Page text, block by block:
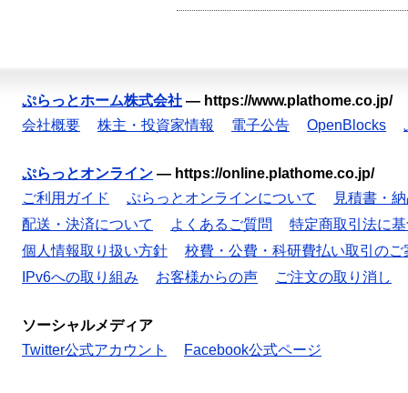
ぷらっとホーム株式会社 — https://www.plathome.co.jp/
会社概要
株主・投資家情報 電子公告 OpenBlocks
ぷらっとオンライン — https://online.plathome.co.jp/
ご利用ガイド
ぷらっとオンラインについて
見積書・
配送・決済について
よくあるご質問
特定商取引法に
個人情報取り扱い方針
校費・公費・科研費払い取引のご
IPv6への取り組み
お客様からの声 ご注文の取り消し
ソーシャルメディア
Twitter公式アカウント
Facebook公式ページ